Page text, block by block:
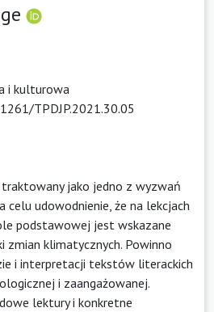
i kulturowa
TPDJP.2021.30.05
jako jedno z wyzwań
celu udowodnienie, że na lekcjach
podstawowej jest wskazane
zmian klimatycznych. Powinno
i interpretacji tekstów literackich
i zaangażowanej.
lektury i konkretne